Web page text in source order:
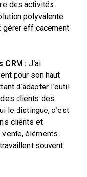
des activités
polyvalente
gérer efficacement
CRM : J’ai
pour son haut
d’adapter l’outil
clients des
le distingue, c’est
clients et
vente, éléments
souvent